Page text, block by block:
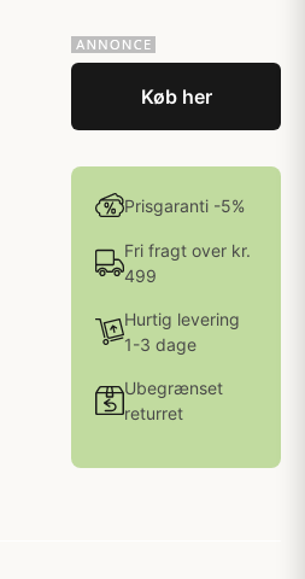
Køb her
Prisgaranti -5%
Fri fragt over kr.
499
Hurtig levering
1-3 dage
Ubegrænset
returret